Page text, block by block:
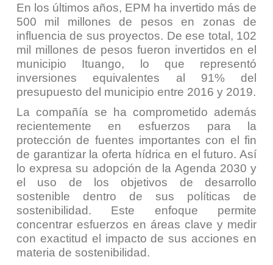
En los últimos años, EPM ha invertido más de
500 mil millones de pesos en zonas de
influencia de sus proyectos. De ese total, 102
mil millones de pesos fueron invertidos en el
municipio Ituango, lo que representó
inversiones equivalentes al 91% del
presupuesto del municipio entre 2016 y 2019.
La compañía se ha comprometido además
recientemente en esfuerzos para la
protección de fuentes importantes con el fin
de garantizar la oferta hídrica en el futuro. Así
lo expresa su adopción de la Agenda 2030 y
el uso de los objetivos de desarrollo
sostenible dentro de sus políticas de
sostenibilidad. Este enfoque permite
concentrar esfuerzos en áreas clave y medir
con exactitud el impacto de sus acciones en
materia de sostenibilidad.